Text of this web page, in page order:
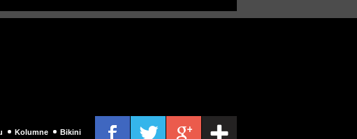
Kolumne Bikini